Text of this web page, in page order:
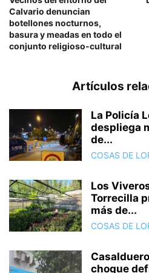
Calvario denuncian
botellones nocturnos,
basura y meadas en todo el
conjunto religioso-cultural
Artículos
La Policía
despliega
de...
COSAS DE
Los
Torrecilla
más de...
COSAS DE
choque